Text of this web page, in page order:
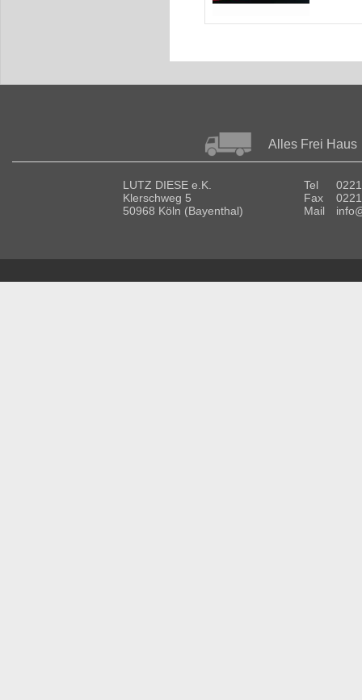
Alles Frei Haus
LUTZ DIESE e.K.
Klerschweg 5
50968 Köln (Bayenthal)
Tel
Fax
Mail